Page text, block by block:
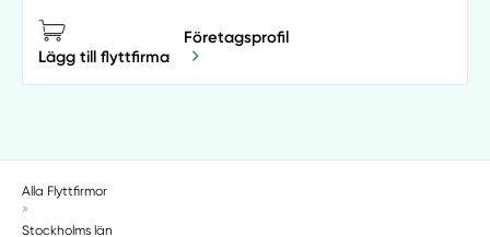
Lägg till flyttfirma
Företagsprofil
Alla Flyttfirmor
»
Stockholms län